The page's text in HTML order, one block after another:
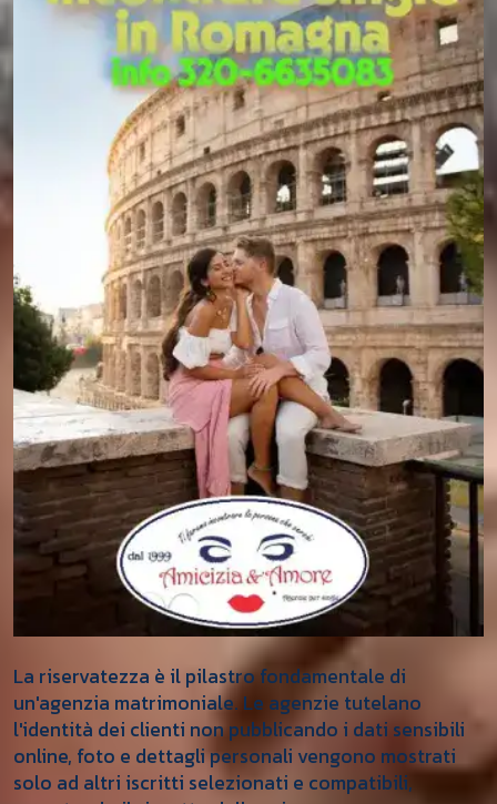
La riservatezza è il pilastro fondamentale di
un'agenzia matrimoniale. Le agenzie tutelano
l'identità dei clienti non pubblicando i dati sensibili
online, foto e dettagli personali vengono mostrati
solo ad altri iscritti selezionati e compatibili,